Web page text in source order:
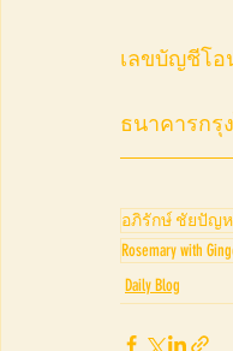
เลขบัญชีโอ
ธนาคารกรุง
อภิรักษ์ ชัยปัญ
Rosemary with
Daily Blog